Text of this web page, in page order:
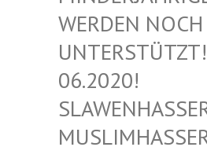
DEN NOCH UNT
ERSTÜTZT! 06.
2020! SLA
WENHASSER-
LIMHASSER…,